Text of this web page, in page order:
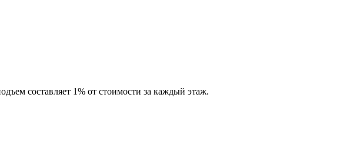
составляет 1% от стоимости за каждый этаж.